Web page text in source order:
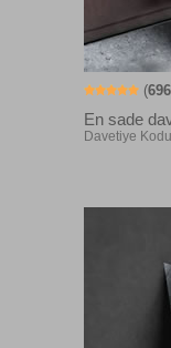
(
En sade